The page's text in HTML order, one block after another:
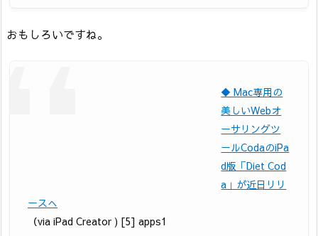
おもしろいですね。
◆ Mac専用の
美しいWebオ
ーサリングツ
ールCodaのiPa
d版「Diet Cod
a」が近日リリ
ースへ
（via iPad Creator ) [5] apps1